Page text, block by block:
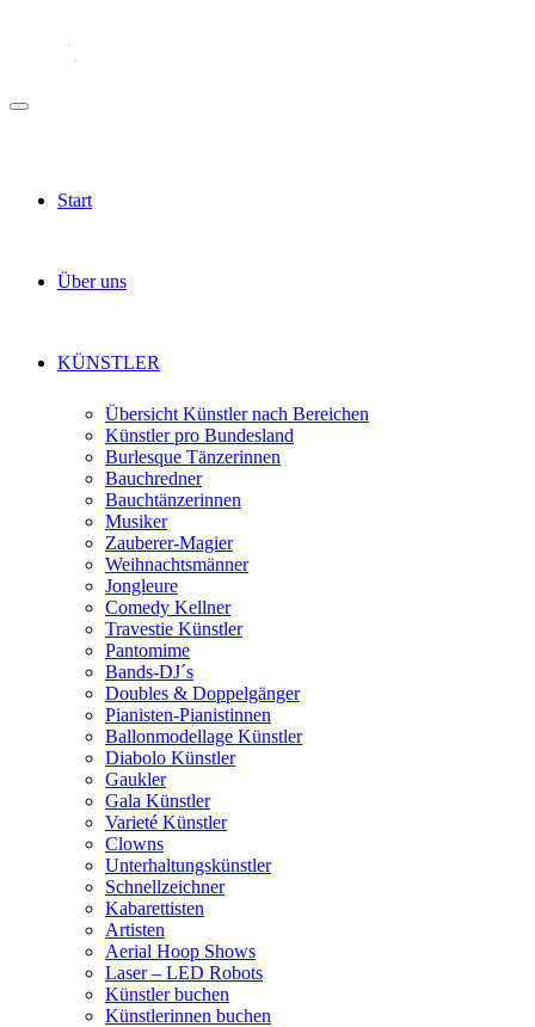
Start
Über uns
KÜNSTLER
Übersicht Künstler nach Bereichen
Künstler pro Bundesland
Burlesque Tänzerinnen
Bauchredner
Bauchtänzerinnen
Musiker
Zauberer-Magier
Weihnachtsmänner
Jongleure
Comedy Kellner
Travestie Künstler
Pantomime
Bands-DJ´s
Doubles & Doppelgänger
Pianisten-Pianistinnen
Ballonmodellage Künstler
Diabolo Künstler
Gaukler
Gala Künstler
Varieté Künstler
Clowns
Unterhaltungskünstler
Schnellzeichner
Kabarettisten
Artisten
Aerial Hoop Shows
Laser – LED Robots
Künstler buchen
Künstlerinnen buchen